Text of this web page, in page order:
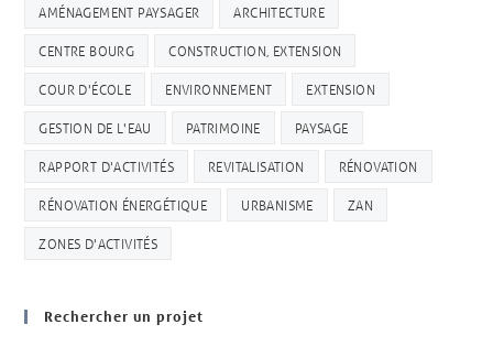
AMÉNAGEMENT PAYSAGER ARCHITECTURE
CENTRE BOURG CONSTRUCTION, EXTENSION
COUR D'ÉCOLE ENVIRONNEMENT EXTENSION
GESTION DE L'EAU PATRIMOINE PAYSAGE
RAPPORT D'ACTIVITÉS REVITALISATION RÉNOVATION
RÉNOVATION ÉNERGÉTIQUE URBANISME ZAN
ZONES D'ACTIVITÉS
Rechercher un projet